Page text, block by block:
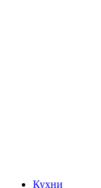
Кухни